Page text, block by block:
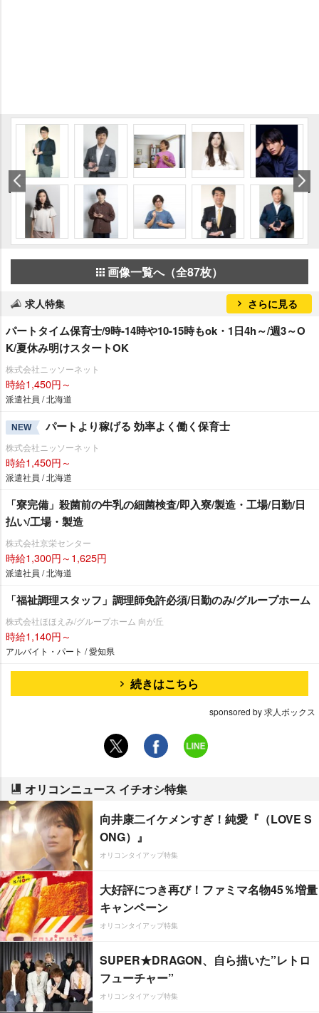
画像一覧へ（全87枚）
求人特集 さらに見る
パートタイム保育士/9時-14時や10-15時もok・1日4h～/週3～O
K/夏休み明けスタートOK
株式会社ニッソーネット
時給1,450円～
派遣社員 / 北海道
NEW パートより稼げる 効率よく働く保育士
株式会社ニッソーネット
時給1,450円～
派遣社員 / 北海道
「寮完備」殺菌前の牛乳の細菌検査/即入寮/製造・工場/日勤/日
払い/工場・製造
株式会社京栄センター
時給1,300円～1,625円
派遣社員 / 北海道
「福祉調理スタッフ」調理師免許必須/日勤のみ/グループホーム
株式会社ほほえみ/グループホーム 向が丘
時給1,140円～
アルバイト・パート / 愛知県
続きはこちら
sponsored by 求人ボックス
オリコンニュース イチオシ特集
向井康二イケメンすぎ！純愛『（LOVE S
ONG）』
オリコンタイアップ特集
大好評につき再び！ファミマ名物45％増量
キャンペーン
オリコンタイアップ特集
SUPER★DRAGON、自ら描いた”レトロ
フューチャー”
オリコンタイアップ特集